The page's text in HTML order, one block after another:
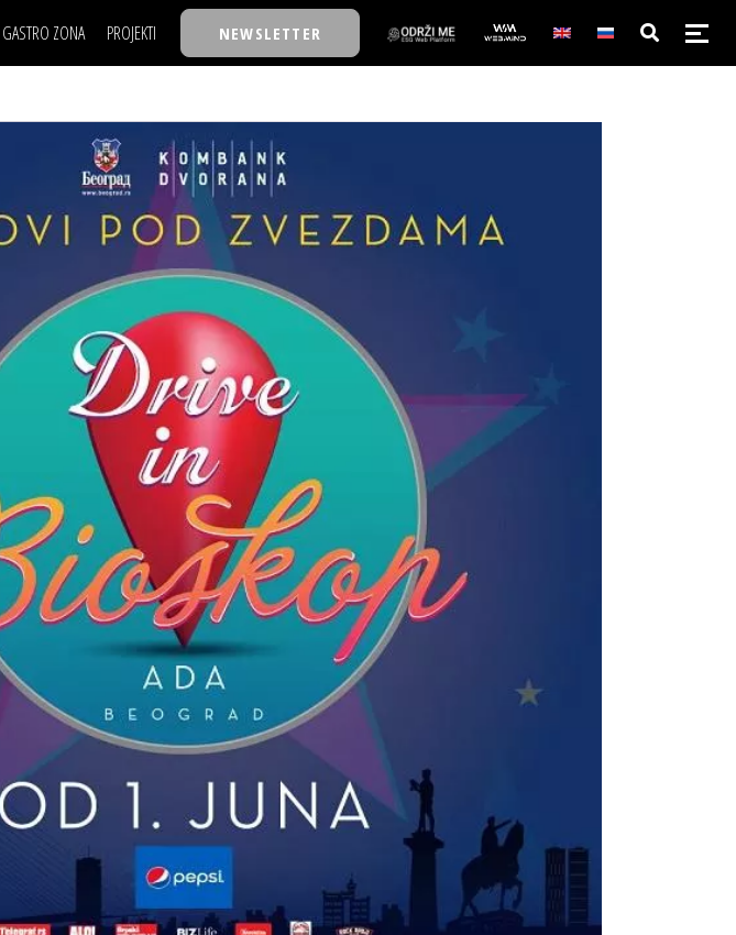
GASTRO ZONA PROJEKTI
TASTY TALKS
30 ISPOD 30
BACK TO OFFICE/SCHOOL
BIZBENDOVI
BMW BIZNIS LIGA
BIZLIFE WEEK
IZJAVA GODINE
NEWSLETTER
NAJKOLEGA
30 ISPOD 30
BACK TO OFFICE/SCHOOL
BIZBENDOVI
BIZKOLEGIJUM
BMW BIZNIS LIGA
BIZLIFE WEEK
IZJAVA GODINE